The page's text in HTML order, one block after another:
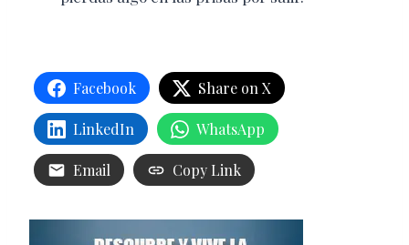
Facebook Share on X
LinkedIn WhatsApp
Email Copy Link